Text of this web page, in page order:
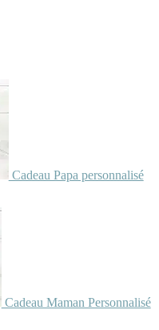
Cadeau Papa personnalisé
Cadeau Maman Personnalisé